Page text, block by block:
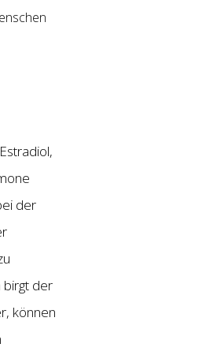
der
birgt der
können